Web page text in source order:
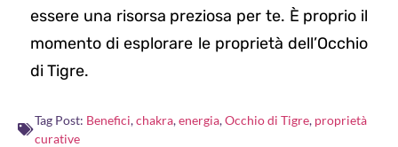
essere una risorsa preziosa per te. È proprio il
momento di esplorare le proprietà dell’Occhio
di Tigre.
Tag Post: Benefici,chakra,energia,Occhio di Tigre, proprietà
curative